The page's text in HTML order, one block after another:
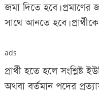
জমা দিতে হবে।
সাথে আনতে হবে।
ads
প্রার্থী হতে হলে সংশ্লিষ্ট
অথবা বর্তমান পদের